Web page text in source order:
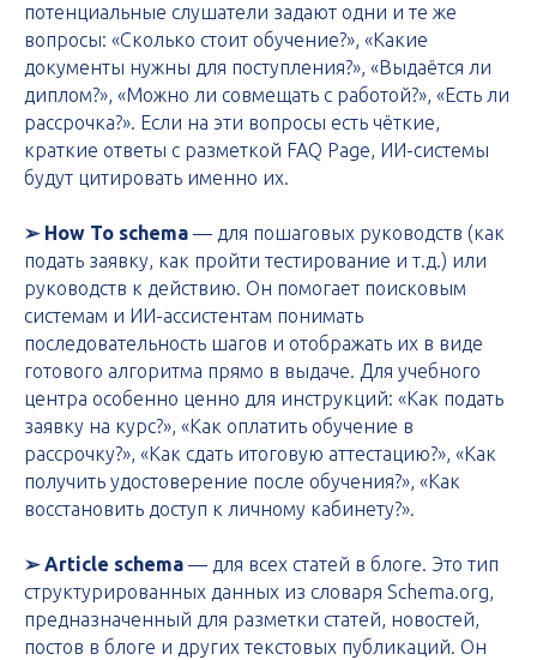
потенциальные слушатели задают одни и те же
вопросы: «Сколько стоит обучение?», «Какие
документы нужны для поступления?», «Выдаётся ли
диплом?», «Можно ли совмещать с работой?», «Есть ли
рассрочка?». Если на эти вопросы есть чёткие,
краткие ответы с разметкой FAQ Page, ИИ-системы
будут цитировать именно их.
➢ How To schema — для пошаговых руководств (как
подать заявку, как пройти тестирование и т.д.) или
руководств к действию. Он помогает поисковым
системам и ИИ-ассистентам понимать
последовательность шагов и отображать их в виде
готового алгоритма прямо в выдаче. Для учебного
центра особенно ценно для инструкций: «Как подать
заявку на курс?», «Как оплатить обучение в
рассрочку?», «Как сдать итоговую аттестацию?», «Как
получить удостоверение после обучения?», «Как
восстановить доступ к личному кабинету?».
➢ Article schema — для всех статей в блоге. Это тип
структурированных данных из словаря Schema.org,
предназначенный для разметки статей, новостей,
постов в блоге и других текстовых публикаций. Он